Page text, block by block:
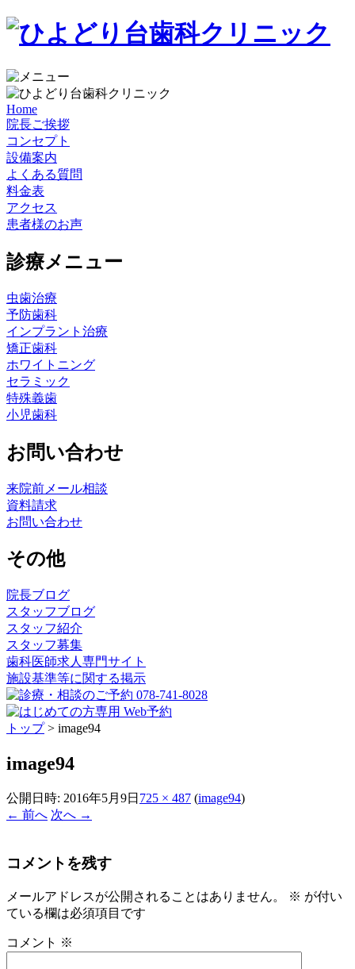
Home
院長ご挨拶
コンセプト
設備案内
よくある質問
料金表
アクセス
患者様のお声
診療メニュー
虫歯治療
予防歯科
インプラント治療
矯正歯科
ホワイトニング
セラミック
特殊義歯
小児歯科
お問い合わせ
来院前メール相談
資料請求
お問い合わせ
その他
院長ブログ
スタッフブログ
スタッフ紹介
スタッフ募集
歯科医師求人専門サイト
施設基準等に関する掲示
トップ> image94
image94
公開日時: 2016年5月9日 725 × 487 (image94)
← 前へ 次へ →
コメントを残す
メールアドレスが公開されることはありません。 ※ が付い
ている欄は必須項目です
コメント ※